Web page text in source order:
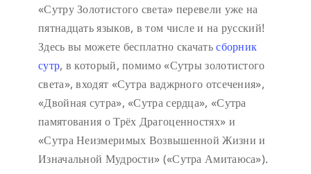
«Сутру Золотистого света» перевели уже на
пятнадцать языков, в том числе и на русский!
Здесь вы можете бесплатно скачатьсборник
сутр, в который, помимо «Сутры золотистого
света», входят «Сутра ваджрного отсечения»,
«Двойная сутра», «Сутра сердца», «Сутра
памятования о Трёх Драгоценностях» и
«Сутра Неизмеримых Возвышенной Жизни и
Изначальной Мудрости» («Сутра Амитаюса»).